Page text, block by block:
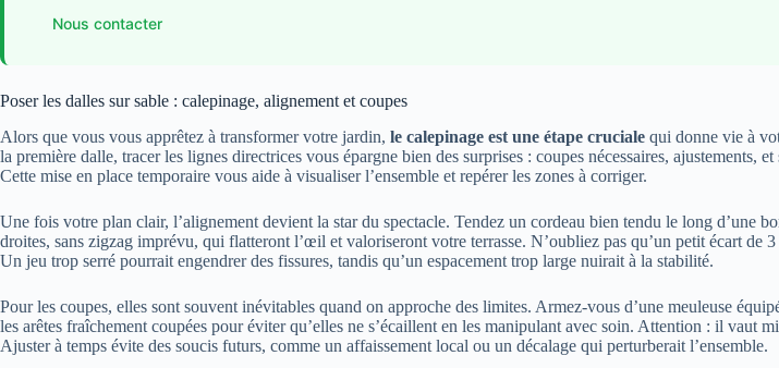
Nous contacter
Poser les dalles sur sable : calepinage, alignement et coupes
Alors que vous vous apprêtez à transformer votre jardin, le calepinage est une étape cruciale qui donne vie à
la première dalle, tracer les lignes directrices vous épargne bien des surprises : coupes nécessaires,
Cette mise en place temporaire vous aide à visualiser l’ensemble et repérer les zones à corriger.
Une fois votre plan clair, l’alignement devient la star du spectacle. Tendez un cordeau bien tendu le long d’une
droites, sans zigzag imprévu, qui flatteront l’œil et valoriseront votre terrasse. N’oubliez pas qu’un petit écart de
Un jeu trop serré pourrait engendrer des fissures, tandis qu’un espacement trop large nuirait à la stabilité.
Pour les coupes, elles sont souvent inévitables quand on approche des limites. Armez-vous d’une meuleuse
les arêtes fraîchement coupées pour éviter qu’elles ne s’écaillent en les manipulant avec soin. Attention : il
Ajuster à temps évite des soucis futurs, comme un affaissement local ou un décalage qui perturberait l’ensemble.